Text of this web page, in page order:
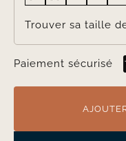
Trouver sa taille
Paiement sécurisé